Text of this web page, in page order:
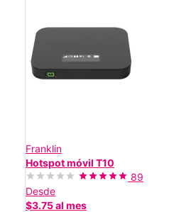
Franklin
Hotspot móvil T10
89
Desde
$3.75 al mes